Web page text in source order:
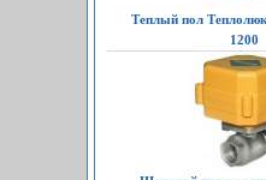
Теплый пол
1200